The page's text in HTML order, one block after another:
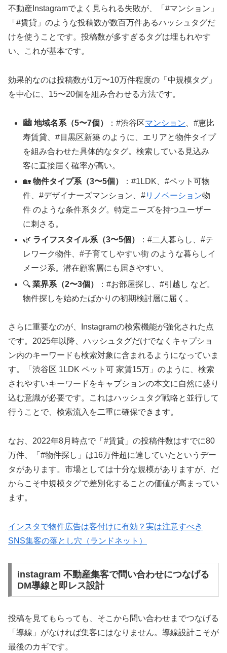
不動産Instagramでよく見られる失敗が、「#マンション」
「#賃貸」のような投稿数が数百万件あるハッシュタグだ
けを使うことです。投稿数が多すぎるタグは埋もれやす
い、これが基本です。
効果的なのは投稿数が1万〜10万件程度の「中規模タグ」
を中心に、15〜20個を組み合わせる方法です。
🏙️地域名系（5〜7個） ：#渋谷区マンション 、#恵比
寿賃貸、#目黒区新築 のように、エリアと物件タイプ
を組み合わせた具体的なタグ。検索している見込み
客に直接届く確率が高い。
🏡物件タイプ系（3〜5個）
：#1LDK、#ペット可物
件、#デザイナーズマンション、#リノベーション物
件 のような条件系タグ。特定ニーズを持つユーザー
に刺さる。
🌿 ライフスタイル系（3〜5個）
：#二人暮らし、#テ
レワーク物件、#子育てしやすい街 のような暮らしイ
メージ系。潜在顧客層にも届きやすい。
🔍業界系（2〜3個）
：#お部屋探し、#引越し など。
物件探しを始めたばかりの初期検討層に届く。
さらに重要なのが、Instagramの検索機能が強化された点
です。2025年以降、ハッシュタグだけでなくキャプショ
ン内のキーワードも検索対象に含まれるようになっていま
す。「渋谷区 1LDK ペット可 家賃15万」のように、検索
されやすいキーワードをキャプションの本文に自然に盛り
込む意識が必要です。これはハッシュタグ戦略と並行して
行うことで、検索流入を二重に確保できます。
なお、2022年8月時点で「#賃貸」の投稿件数はすでに80
万件、「#物件探し」は16万件超に達していたというデー
タがあります。市場としては十分な規模がありますが、だ
からこそ中規模タグで差別化することの価値が高まってい
ます。
インスタで物件広告は客付けに有効？実は注意すべき
SNS集客の落とし穴（ランドネット）
instagram 不動産集客で問い合わせにつなげる
DM導線と即レス設計
投稿を見てもらっても、そこから問い合わせまでつなげる
「導線」がなければ集客にはなりません。導線設計こそが
最後のカギです。